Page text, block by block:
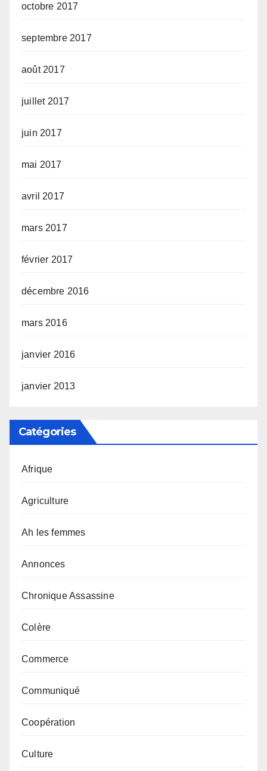
octobre 2017
septembre 2017
août 2017
juillet 2017
juin 2017
mai 2017
avril 2017
mars 2017
février 2017
décembre 2016
mars 2016
janvier 2016
janvier 2013
Catégories
Afrique
Agriculture
Ah les femmes
Annonces
Chronique Assassine
Colère
Commerce
Communiqué
Coopération
Culture